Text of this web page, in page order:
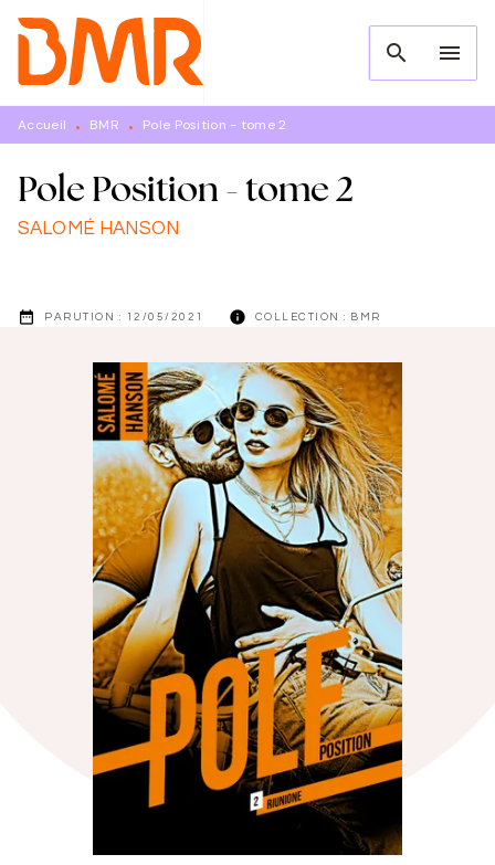
MENU RECHERCHE
PIED DE PAGE
search menu
Accueil • BMR • Pole Position - tome 2
Pole Position - tome 2
SALOMÉ HANSON
date_range PARUTION : 12/05/2021 info COLLECTION : BMR